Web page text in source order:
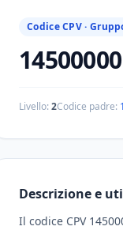
Codice CPV ·
14500000
Livello:2Codice padre:
Descrizione e
Il codice CPV